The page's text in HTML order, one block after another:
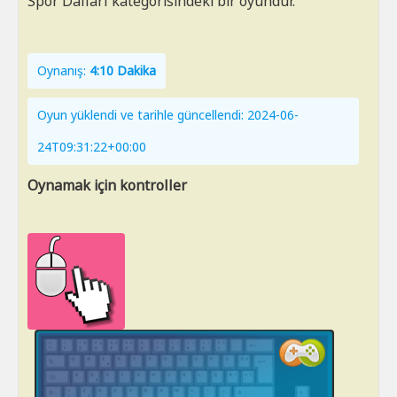
Oynanış: 4:10 Dakika
Oyun yüklendi ve tarihle güncellendi: 2024-06-
24T09:31:22+00:00
Oynamak için kontroller